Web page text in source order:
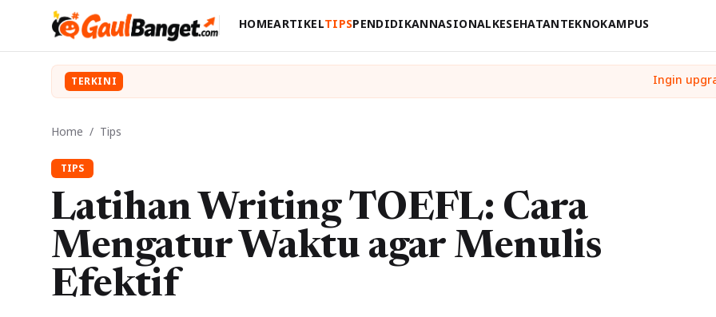
HOMEARTIKELTIPSPENDIDIKANNASIONALKESEHATANTEKNOKAMPUS
TERKINI
Home / Tips
TIPS
Latihan Writing TOEFL: Cara
Mengatur Waktu agar Menulis
Efektif